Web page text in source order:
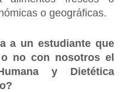
o geográficas.
a un estudiante que
no con nosotros el
y Dietética